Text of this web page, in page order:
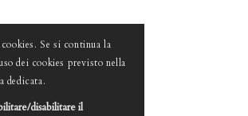
Se si continua la
dei cookies previsto nella
dedicata.
disabilitare il